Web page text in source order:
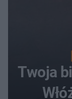
Twoja